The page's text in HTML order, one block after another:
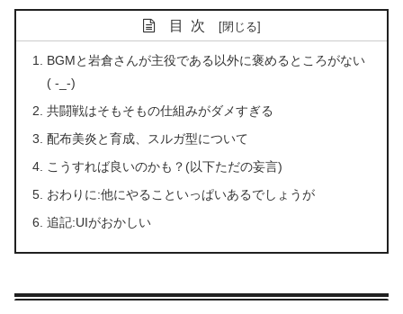
目次
BGMと岩倉さんが主役である以外に褒めるところがない
( -_-)
共闘戦はそもそもの仕組みがダメすぎる
配布美炎と育成、スルガ型について
こうすれば良いのかも？(以下ただの妄言)
おわりに:他にやることいっぱいあるでしょうが
追記:UIがおかしい